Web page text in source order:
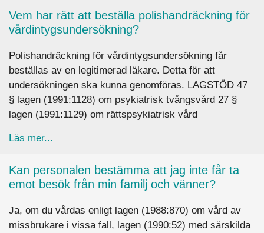
Vem har rätt att beställa polishandräckning för
vårdintygsundersökning?
Polishandräckning för vårdintygsundersökning får
beställas av en legitimerad läkare. Detta för att
undersökningen ska kunna genomföras. LAGSTÖD 47
§ lagen (1991:1128) om psykiatrisk tvångsvård 27 §
lagen (1991:1129) om rättspsykiatrisk vård
Läs mer...
Kan personalen bestämma att jag inte får ta
emot besök från min familj och vänner?
Ja, om du vårdas enligt lagen (1988:870) om vård av
missbrukare i vissa fall, lagen (1990:52) med särskilda